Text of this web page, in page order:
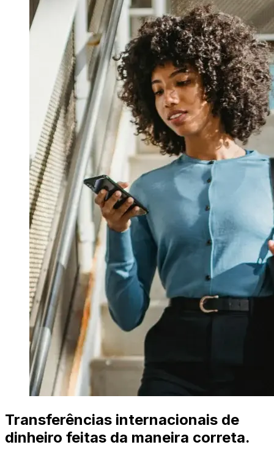
Transferências internacionais de
dinheiro feitas da maneira correta.